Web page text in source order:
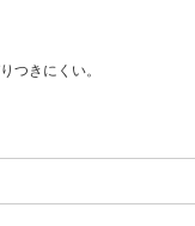
つきにくい。